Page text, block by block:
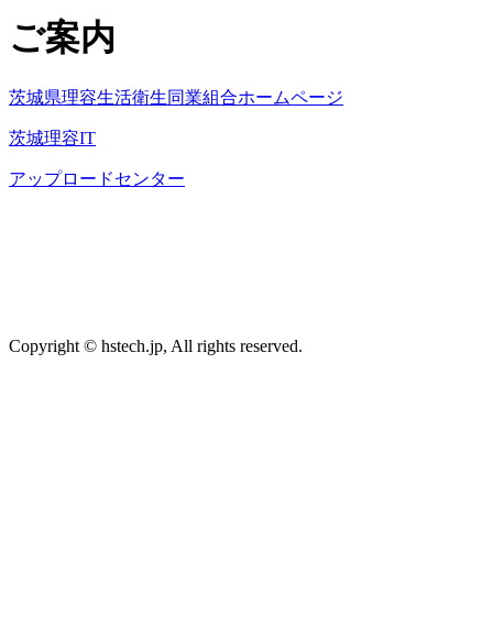
ご案内
茨城県理容生活衛生同業組合ホームページ
茨城理容IT
アップロードセンター
Copyright © hstech.jp, All rights reserved.